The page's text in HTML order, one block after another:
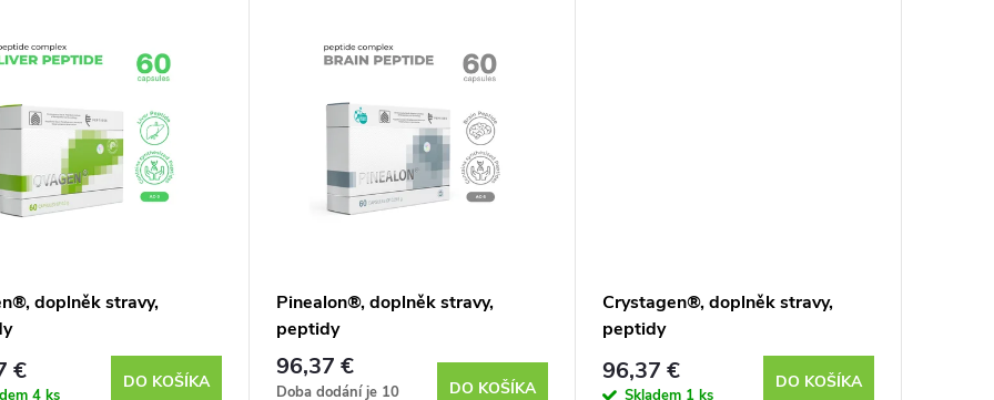
doplněk stravy,
€
4 ks
DO KOŠÍKA
Pinealon®, doplněk stravy,
peptidy
96,37 €
Doba dodání je 10
DO KOŠÍKA
Crystagen®, doplněk stravy,
peptidy
96,37 €
Skladem 1 ks
DO KOŠÍKA